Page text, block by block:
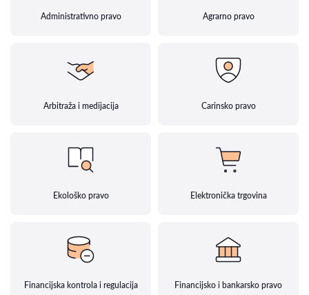
Administrativno pravo Agrarno pravo
Arbitraža i medijacija Carinsko pravo
Ekološko pravo Elektronička trgovina
Financijska kontrola i regulacija Financijsko i bankarsko pravo